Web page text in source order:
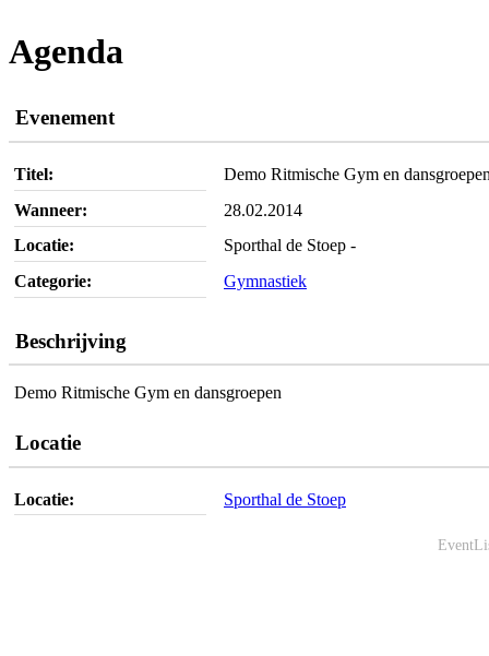
Agenda
Evenement
Titel:
Demo Ritmische Gym en
Wanneer:
28.02.2014
Locatie:
Sporthal de Stoep -
Categorie:
Gymnastiek
Beschrijving
Demo Ritmische Gym en dansgroepen
Locatie
Locatie: Sporthal de Stoep